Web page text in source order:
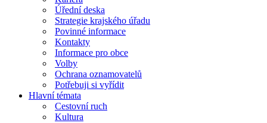
Úřední deska
Strategie krajského úřadu
Povinné informace
Kontakty
Informace pro obce
Volby
Ochrana oznamovatelů
Potřebuji si vyřídit
Hlavní témata
Cestovní ruch
Kultura